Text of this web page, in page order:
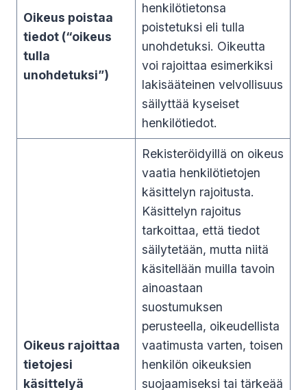
Oikeus poistaa
tiedot (“oikeus
tulla
unohdetuksi”)
henkilötietonsa
poistetuksi eli tulla
unohdetuksi. Oikeutta
voi rajoittaa esimerkiksi
lakisääteinen velvollisuus
säilyttää kyseiset
henkilötiedot.
Oikeus rajoittaa
tietojesi
käsittelyä
Rekisteröidyillä on oikeus
vaatia henkilötietojen
käsittelyn rajoitusta.
Käsittelyn rajoitus
tarkoittaa, että tiedot
säilytetään, mutta niitä
käsitellään muilla tavoin
ainoastaan
suostumuksen
perusteella, oikeudellista
vaatimusta varten, toisen
henkilön oikeuksien
suojaamiseksi tai tärkeää